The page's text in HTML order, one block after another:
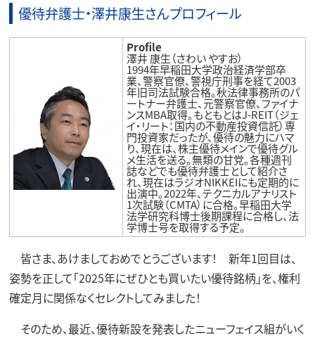
優待弁護士・澤井康生さんプロフィール
Profile
澤井 康生（さわい やすお）
1994年早稲田大学政治経済学部卒
業、警察官僚、警視庁刑事を経て2003
年旧司法試験合格。秋法律事務所のパ
ートナー弁護士、元警察官僚、ファイナ
ンスMBA取得。もともとはJ-REIT（ジェ
イ・リート：国内の不動産投資信託）専
門投資家だったが、優待の魅力にハマ
り、現在は、株主優待メインで優待グル
メ生活を送る。無類の甘党。各種週刊
誌などでも優待弁護士として紹介さ
れ、現在はラジオNIKKEIにも定期的に
出演中。2022年、テクニカルアナリスト
1次試験（CMTA）に合格。早稲田大学
法学研究科博士後期課程に合格し、法
学博士号を取得する予定。
皆さま、あけましておめでとうございます！ 新年1回目は、
姿勢を正して「2025年にぜひとも買いたい優待銘柄」を、権利
確定月に関係なくセレクトしてみました！
そのため、最近、優待新設を発表したニューフェイス組がいく